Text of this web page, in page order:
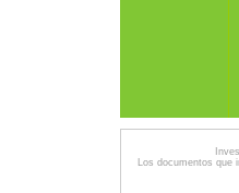
Los documentos que